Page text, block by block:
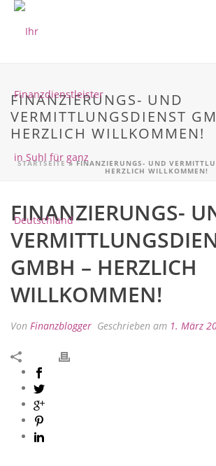
FINANZIERUNGS- UND
VERMITTLUNGSDIENST
HERZLICH WILLKOMMEN!
STARTSEITE »FINANZIERUNGS- UND
HERZLICH WILLKOMMEN!
FINANZIERUNGS-
GMBH – HERZLICH
WILLKOMMEN!
Von Finanzblogger Geschrieben am 1. März